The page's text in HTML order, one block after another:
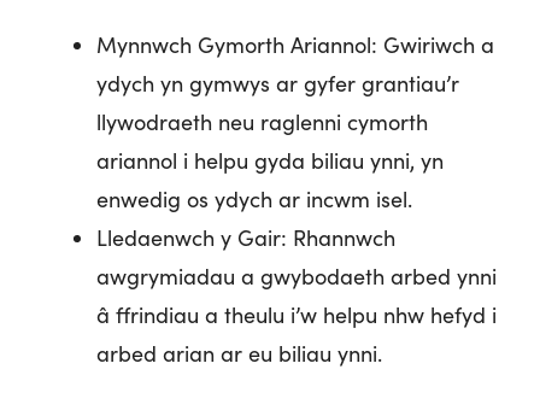
Mynnwch Gymorth Ariannol: Gwiriwch a
ydych yn gymwys ar gyfer grantiau’r
llywodraeth neu raglenni cymorth
ariannol i helpu gyda biliau ynni, yn
enwedig os ydych ar incwm isel.
Lledaenwch y Gair: Rhannwch
awgrymiadau a gwybodaeth arbed ynni
â ffrindiau a theulu i’w helpu nhw hefyd i
arbed arian ar eu biliau ynni.